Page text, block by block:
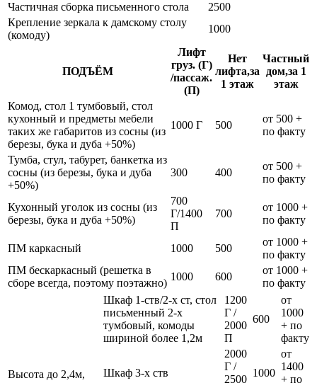
Частичная сборка письменного стола
2500
Крепление зеркала к дамскому столу
(комоду)
1000
ПОДЪЁМ
Лифт
груз. (Г)
/пассаж.
(П)
Нет
лифта,за
1 этаж
Частный
дом,за 1
этаж
Комод, стол 1 тумбовый, стол
кухонный и предметы мебели
таких же габаритов из сосны (из
березы, бука и дуба +50%)
1000 Г 500
от 500 +
по факту
Тумба, стул, табурет, банкетка из
сосны (из березы, бука и дуба
+50%)
300 400
от 500 +
по факту
Кухонный уголок из сосны (из
березы, бука и дуба +50%)
700
Г/1400
П
700
от 1000 +
по факту
ПМ каркасный 1000 500
от 1000 +
по факту
ПМ бескаркасный (решетка в
сборе всегда, поэтому поэтажно)
1000 600
от 1000 +
по факту
Высота до 2,4м,
Шкаф 1-ств/2-х ст, стол
письменный 2-х
тумбовый, комоды
шириной более 1,2м
1200
Г /
2000
П
600
от
1000
+ по
факту
Шкаф 3-х ств
2000
Г /
2500
1000
от
1400
+ по